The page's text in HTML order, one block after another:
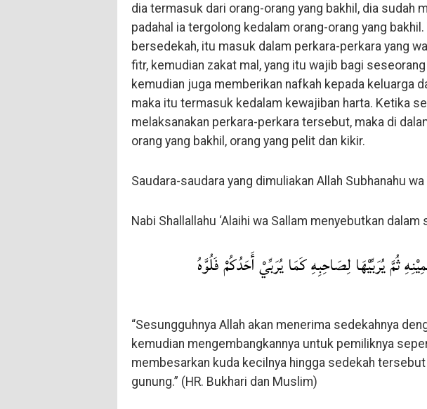
dia termasuk dari orang-orang yang bakhil, dia sudah
padahal ia tergolong kedalam orang-orang yang
bersedekah, itu masuk dalam perkara-perkara yang
fitr, kemudian zakat mal, yang itu wajib bagi
kemudian juga memberikan nafkah kepada keluarga
maka itu termasuk kedalam kewajiban harta. Ketika
melaksanakan perkara-perkara tersebut, maka di
orang yang bakhil, orang yang pelit dan kikir.
Saudara-saudara yang dimuliakan Allah Subhanahu wa
Nabi Shallallahu ‘Alaihi wa Sallam menyebutkan dalam
ثُمَّ يُرَبِّيْهَا لِصَاحِبِهِ كَمَا يُرَبِّيْ أَحَدُكُمْ فَلُوَّهُ
“Sesungguhnya Allah akan menerima sedekahnya
kemudian mengembangkannya untuk pemiliknya
membesarkan kuda kecilnya hingga sedekah
gunung.” (HR. Bukhari dan Muslim)